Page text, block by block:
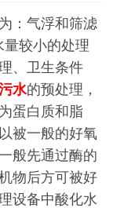
：气浮和筛滤
较小的处理
、卫生条件
水的预处理，
蛋白质和脂
被一般的好氧
般先通过酶的
物后方可被好
设备中酸化水